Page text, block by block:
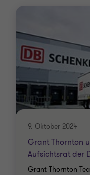
9. Oktober 2024
Grant Thornton
Aufsichtsrat der
Grant Thornton